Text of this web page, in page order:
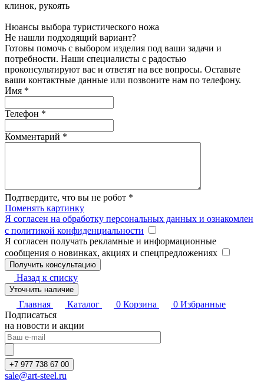
клинок, рукоять
Нюансы выбора туристического ножа
Не нашли подходящий вариант?
Готовы помочь с выбором изделия под ваши задачи и
потребности. Наши специалисты с радостью
проконсультируют вас и ответят на все вопросы. Оставьте
ваши контактные данные или позвоните нам по телефону.
Имя *
Телефон *
Комментарий *
Подтвердите, что вы не робот *
Поменять картинку
Я согласен на обработку персональных данных и ознакомлен
с политикой конфиденциальности
Я согласен получать рекламные и информационные
сообщения о новинках, акциях и спецпредложениях
Назад к списку
Уточнить наличие
Главная Каталог 0 Корзина 0 Избранные
Подписаться
на новости и акции
+7 977 738 67 00
sale@art-steel.ru